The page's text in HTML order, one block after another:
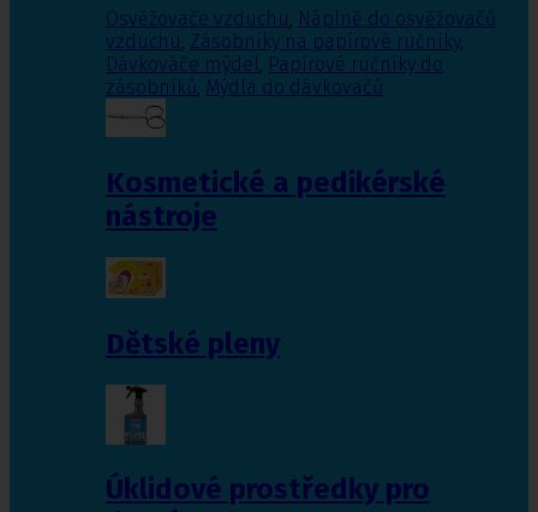
Osvěžovače vzduchu, Náplně do osvěžovačů
vzduchu, Zásobníky na papírové ručníky,
Dávkováče mýdel, Papírové ručníky do
zásobníků, Mýdla do dávkovačů
Kosmetické a pedikérské
nástroje
Dětské pleny
Úklidové prostředky pro